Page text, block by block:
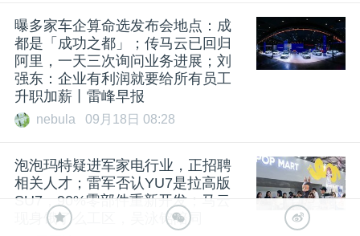
曝多家车企算命选发布会地点：成
都是「成功之都」；传马云已回归
阿里，一天三次询问业务进展；刘
强东：企业有利润就要给所有员工
升职加薪丨雷峰早报
nebula 09月18日 08:28
泡泡玛特疑进军家电行业，正招聘
相关人才；雷军否认YU7是拉高版
SU7，90%零部件重新开发；马云
现身饿了么工区，吴泳铭陪同